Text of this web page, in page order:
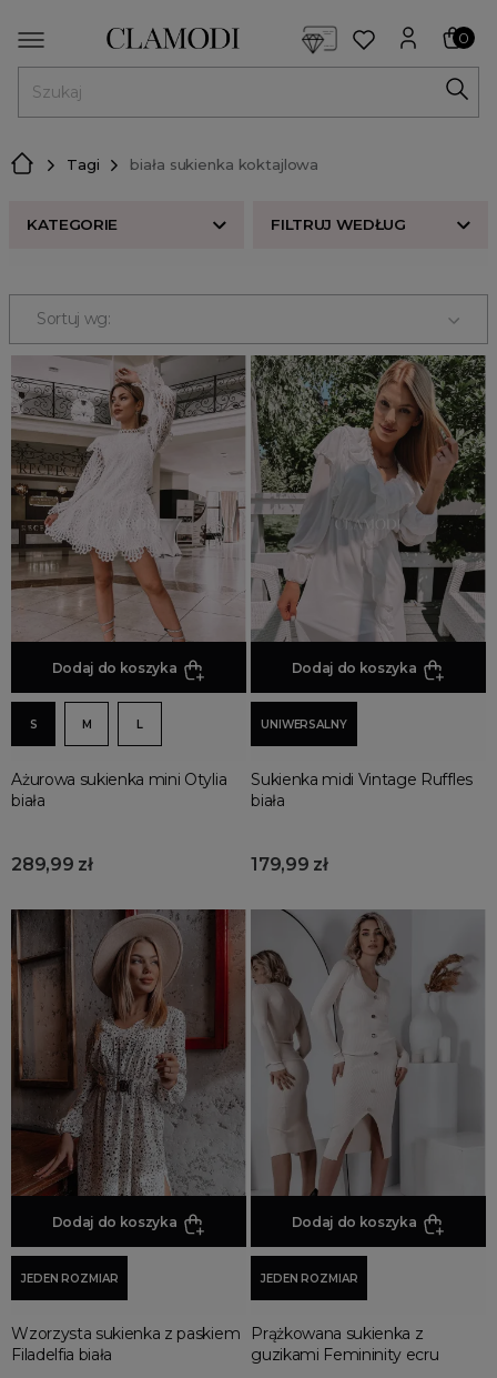
0
Tagi biała sukienka koktajlowa
KATEGORIE FILTRUJ WEDŁUG
Bestsellery
Odzież damska
Buty damskie
Akcesoria
Premium
Strefa beauty
Promocja
Wyprzedaż
Summer sale
Bon podarunkowy
BACK TO SCHOOL
PREZENTY
ŚWIĘTA
PARTY
Najnowsze produkty
Spring sale
Złote produkty
Wiosenne Uroczystości
Letnie Uroczystości
Jesienne Uroczystości
Zimowe Uroczystości
HOT SALE
Produkty Tygodnia
Różowy Październik
Black Friday
Cyber Monday
Black Week
Wyprzedaż noworoczna
Sortuj wg:
Dodaj do koszyka
S M L
Ażurowa sukienka mini Otylia
biała
289,99 zł
Dodaj do koszyka
UNIWERSALNY
Sukienka midi Vintage Ruffles
biała
179,99 zł
Dodaj do koszyka
JEDEN ROZMIAR
Wzorzysta sukienka z paskiem
Filadelfia biała
Dodaj do koszyka
JEDEN ROZMIAR
Prążkowana sukienka z
guzikami Femininity ecru